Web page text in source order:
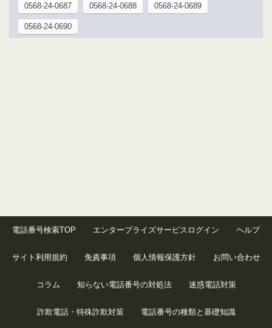
0568-24-0687 0568-24-0688 0568-24-0689
0568-24-0690
電話番号検索TOP エンタープライズサービスログイン ヘルプ
サイト利用規約 免責事項 個人情報保護方針 お問い合わせ
コラム 知らない電話番号の対処法 迷惑電話対策
詐欺電話・特殊詐欺対策 電話番号の種類と基礎知識